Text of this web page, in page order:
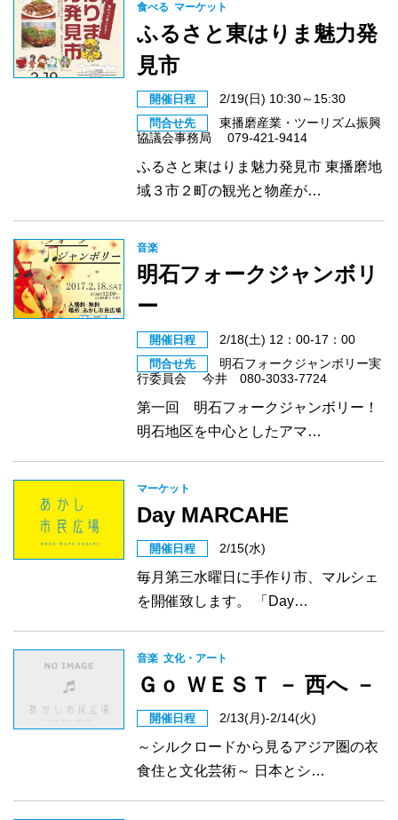
食べる マーケット
ふるさと東はりま魅力発
見市
開催日程 2/19(日) 10:30～15:30
問合せ先
東播磨産業・ツーリズム振興
協議会事務局 079-421-9414
ふるさと東はりま魅力発見市 東播磨地
域３市２町の観光と物産が…
音楽
明石フォークジャンボリ
ー
開催日程 2/18(土) 12：00-17：00
問合せ先
明石フォークジャンボリー実
行委員会 今井 080-3033-7724
第一回 明石フォークジャンボリー！
明石地区を中心としたアマ…
マーケット
Day MARCAHE
開催日程 2/15(水)
毎月第三水曜日に手作り市、マルシェ
を開催致します。 「Day…
音楽 文化・アート
Ｇｏ ＷＥＳＴ － 西へ －
開催日程 2/13(月)-2/14(火)
～シルクロードから見るアジア圏の衣
食住と文化芸術～ 日本とシ…